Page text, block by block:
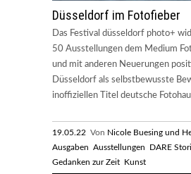
Düsseldorf im Fotofieber
Das Festival düsseldorf photo+
50 Ausstellungen dem Medium
und mit anderen Neuerungen
Düsseldorf als selbstbewusste
inoffiziellen Titel deutsche
19.05.22 Von Nicole Buesing und
Ausgaben Ausstellungen DARE
Gedanken zur Zeit Kunst